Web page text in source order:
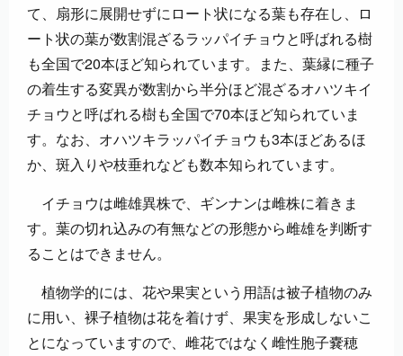
て、扇形に展開せずにロート状になる葉も存在し、ロ
ート状の葉が数割混ざるラッパイチョウと呼ばれる樹
も全国で20本ほど知られています。また、葉縁に種子
の着生する変異が数割から半分ほど混ざるオハツキイ
チョウと呼ばれる樹も全国で70本ほど知られていま
す。なお、オハツキラッパイチョウも3本ほどあるほ
か、斑入りや枝垂れなども数本知られています。
イチョウは雌雄異株で、ギンナンは雌株に着きま
す。葉の切れ込みの有無などの形態から雌雄を判断す
ることはできません。
植物学的には、花や果実という用語は被子植物のみ
に用い、裸子植物は花を着けず、果実を形成しないこ
とになっていますので、雌花ではなく雌性胞子嚢穂